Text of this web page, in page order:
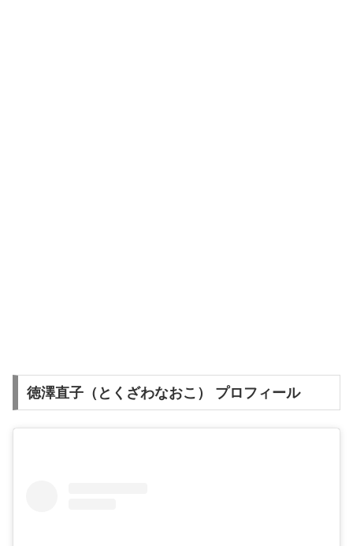
徳澤直子（とくざわなおこ） プロフィール